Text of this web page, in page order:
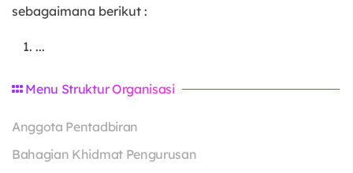
sebagaimana berikut :
...
Menu Struktur Organisasi
Anggota Pentadbiran
Bahagian Khidmat Pengurusan